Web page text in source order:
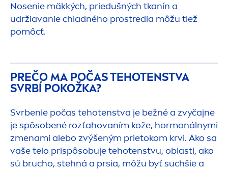
Nosenie mäkkých, priedušných tkanín a
udržiavanie chladného prostredia môžu tiež
pomôcť.
PREČO MA POČAS TEHOTENSTVA
SVRBÍ POKOŽKA?
Svrbenie počas tehotenstva je bežné a zvyčajne
je spôsobené rozťahovaním kože, hormonálnymi
zmenami alebo zvýšeným prietokom krvi. Ako sa
vaše telo prispôsobuje tehotenstvu, oblasti, ako
sú brucho, stehná a prsia, môžu byť suchšie a